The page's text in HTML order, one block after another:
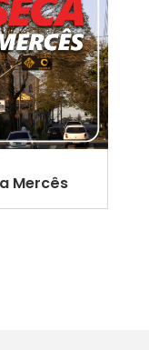
Mercês